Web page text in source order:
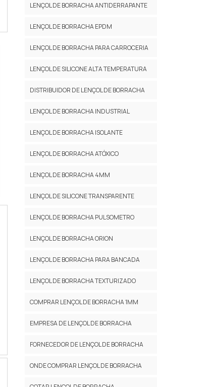
LENÇOL DE BORRACHA ANTIDERRAPANTE
LENÇOL DE BORRACHA EPDM
LENÇOL DE BORRACHA PARA CARROCERIA
LENÇOL DE SILICONE ALTA TEMPERATURA
DISTRIBUIDOR DE LENÇOL DE BORRACHA
LENÇOL DE BORRACHA INDUSTRIAL
LENÇOL DE BORRACHA ISOLANTE
LENÇOL DE BORRACHA ATÓXICO
LENÇOL DE BORRACHA 4MM
LENÇOL DE SILICONE TRANSPARENTE
LENÇOL DE BORRACHA PULSOMETRO
LENÇOL DE BORRACHA ORION
LENÇOL DE BORRACHA PARA BANCADA
LENÇOL DE BORRACHA TEXTURIZADO
COMPRAR LENÇOL DE BORRACHA 1MM
EMPRESA DE LENÇOL DE BORRACHA
FORNECEDOR DE LENÇOL DE BORRACHA
ONDE COMPRAR LENÇOL DE BORRACHA